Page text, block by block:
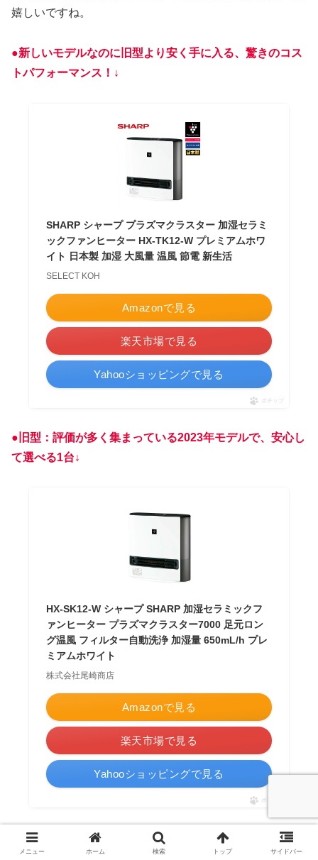
嬉しいですね。
●新しいモデルなのに旧型より安く手に入る、驚きのコス
トパフォーマンス！↓
SHARP シャープ プラズマクラスター 加湿セラミ
ックファンヒーター HX-TK12-W プレミアムホワ
イト 日本製 加湿 大風量 温風 節電 新生活
SELECT KOH
Amazonで見る
楽天市場で見る
Yahooショッピングで見る
ポチップ
● 旧型 ： 評価が多く集まっている2023年モデルで、安心し
て選べる1台↓
HX-SK12-W シャープ SHARP 加湿セラミックフ
ァンヒーター プラズマクラスター7000 足元ロン
グ温風 フィルター自動洗浄 加湿量 650mL/h プレ
ミアムホワイト
株式会社尾崎商店
Amazonで見る
楽天市場で見る
Yahooショッピングで見る
ポチップ
どんな人が使っている？利用シーン別の活
メニュー ホーム 検索 トップ サイドバー